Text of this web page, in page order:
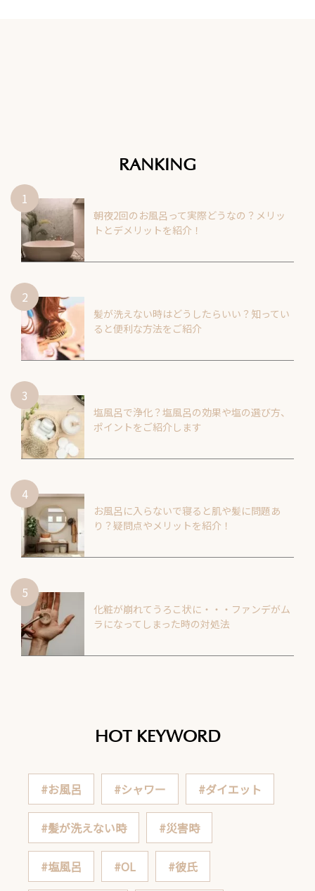
RANKING
朝夜2回のお風呂って実際どうなの？メリッ
トとデメリットを紹介！
髪が洗えない時はどうしたらいい？知ってい
ると便利な方法をご紹介
塩風呂で浄化？塩風呂の効果や塩の選び方、
ポイントをご紹介します
お風呂に入らないで寝ると肌や髪に問題あ
り？疑問点やメリットを紹介！
化粧が崩れてうろこ状に・・・ファンデがム
ラになってしまった時の対処法
HOT KEYWORD
#お風呂 #シャワー #ダイエット
#髪が洗えない時 #災害時
#塩風呂 #OL #彼氏